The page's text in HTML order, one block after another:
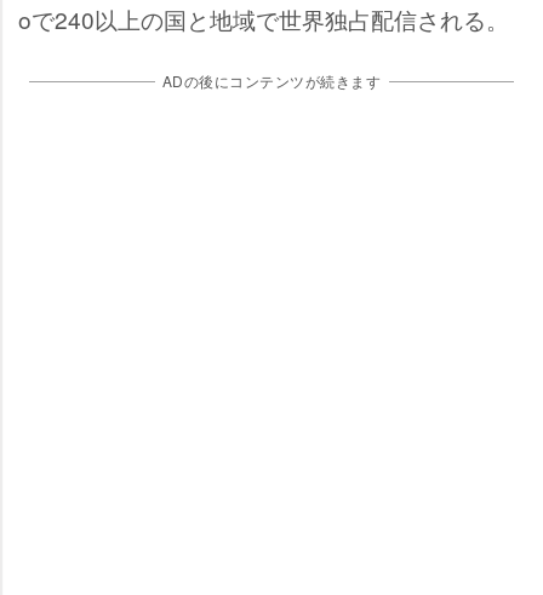
oで240以上の国と地域で世界独占配信される。
ADの後にコンテンツが続きます